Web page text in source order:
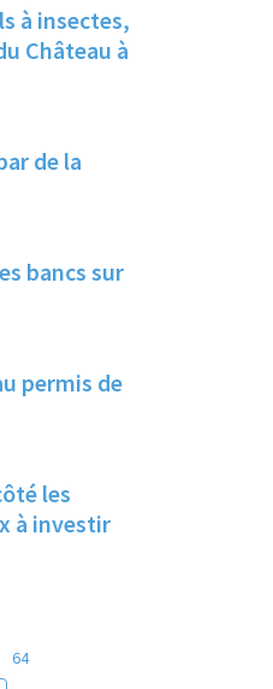
à insectes,
Château à
de la
bancs sur
permis de
les
à investir
64